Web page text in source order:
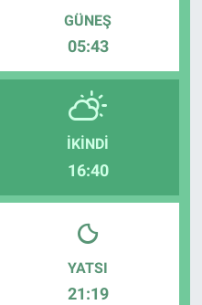
GÜNEŞ
05:43
İKINDI
16:40
YATSI
21:19